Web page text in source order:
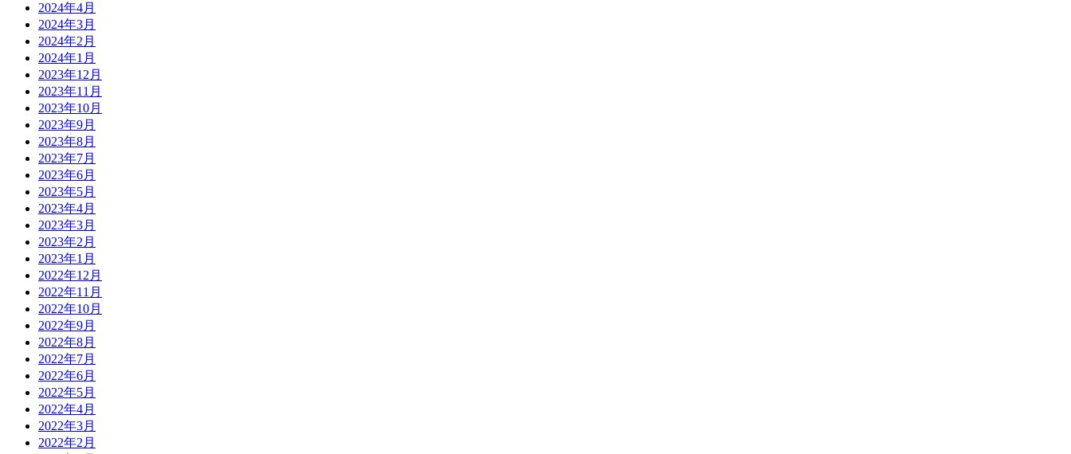
2024年4月
2024年3月
2024年2月
2024年1月
2023年12月
2023年11月
2023年10月
2023年9月
2023年8月
2023年7月
2023年6月
2023年5月
2023年4月
2023年3月
2023年2月
2023年1月
2022年12月
2022年11月
2022年10月
2022年9月
2022年8月
2022年7月
2022年6月
2022年5月
2022年4月
2022年3月
2022年2月